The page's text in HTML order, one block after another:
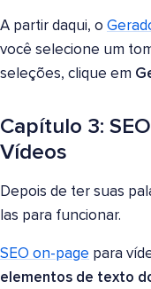
A partir daqui, o
você selecione um
seleções, clique em
Capítulo 3:
Vídeos
Depois de ter suas
las para funcionar.
SEO on-page para
elementos de texto